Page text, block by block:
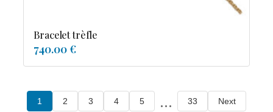
Bracelet trèfle
740.00 €
1 2 3 4 5 ... 33 Next